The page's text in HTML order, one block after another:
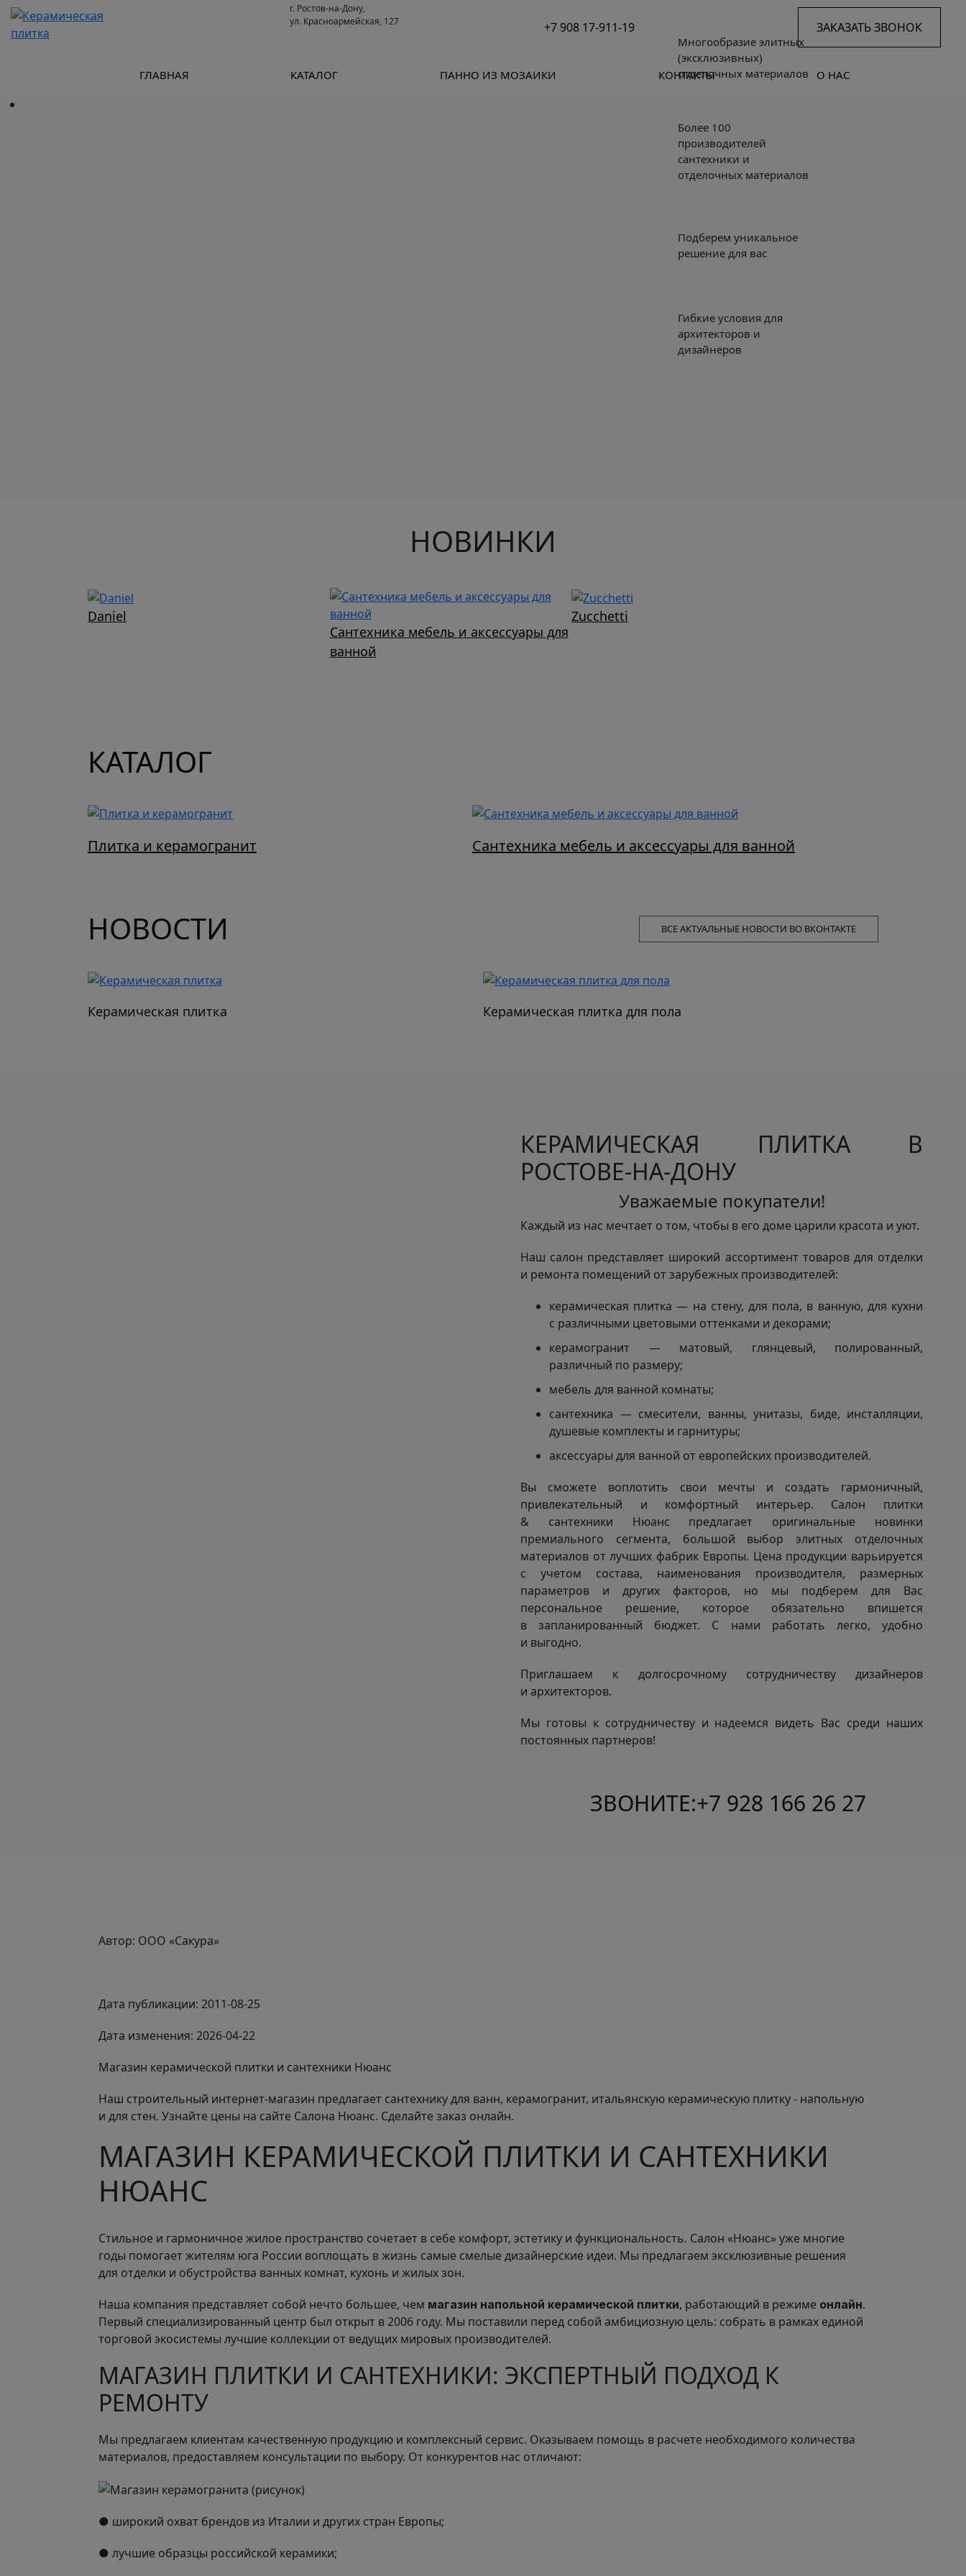
г. Ростов-на-Дону,
ул. Красноармейская, 127
ГЛАВНАЯ КАТАЛОГ ПАННО ИЗ МОЗАИКИ КОНТАКТЫ О НАС
+7 908 17-911-19 ЗАКАЗАТЬ ЗВОНОК
Многообразие элитных
(эксклюзивных)
отделочных материалов
Более 100
производителей
сантехники и
отделочных материалов
Подберем уникальное
решение для вас
Гибкие условия для
архитекторов и
дизайнеров
НОВИНКИ
Daniel
Сантехника мебель и аксессуары для
ванной
Zucchetti
КАТАЛОГ
Плитка и керамогранит Сантехника мебель и аксессуары для ванной
НОВОСТИ ВСЕ АКТУАЛЬНЫЕ НОВОСТИ ВО ВКОНТАКТЕ
Керамическая плитка Керамическая плитка для пола
КЕРАМИЧЕСКАЯ ПЛИТКА В
РОСТОВЕ-НА-ДОНУ
Уважаемые покупатели!
Каждый из нас мечтает о том, чтобы в его доме царили красота и уют.
Наш салон представляет широкий ассортимент товаров для отделки
и ремонта помещений от зарубежных производителей:
керамическая плитка — на стену, для пола, в ванную, для кухни
с различными цветовыми оттенками и декорами;
керамогранит — матовый, глянцевый, полированный,
различный по размеру;
мебель для ванной комнаты;
сантехника — смесители, ванны, унитазы, биде, инсталляции,
душевые комплекты и гарнитуры;
аксессуары для ванной от европейских производителей.
Вы сможете воплотить свои мечты и создать гармоничный,
привлекательный и комфортный интерьер. Салон плитки
& сантехники Нюанс предлагает оригинальные новинки
премиального сегмента, большой выбор элитных отделочных
материалов от лучших фабрик Европы. Цена продукции варьируется
с учетом состава, наименования производителя, размерных
параметров и других факторов, но мы подберем для Вас
персональное решение, которое обязательно впишется
в запланированный бюджет. С нами работать легко, удобно
и выгодно.
Приглашаем к долгосрочному сотрудничеству дизайнеров
и архитекторов.
Мы готовы к сотрудничеству и надеемся видеть Вас среди наших
постоянных партнеров!
ЗВОНИТЕ:+7 928 166 26 27
Автор: ООО «Сакура»
Дата публикации: 2011-08-25
Дата изменения: 2026-04-22
Магазин керамической плитки и сантехники Нюанс
Наш строительный интернет-магазин предлагает сантехнику для ванн, керамогранит, итальянскую керамическую плитку - напольную
и для стен. Узнайте цены на сайте Салона Нюанс. Сделайте заказ онлайн.
МАГАЗИН КЕРАМИЧЕСКОЙ ПЛИТКИ И САНТЕХНИКИ
НЮАНС
Стильное и гармоничное жилое пространство сочетает в себе комфорт, эстетику и функциональность. Салон «Нюанс» уже многие
годы помогает жителям юга России воплощать в жизнь самые смелые дизайнерские идеи. Мы предлагаем эксклюзивные решения
для отделки и обустройства ванных комнат, кухонь и жилых зон.
Наша компания представляет собой нечто большее, чем магазин напольной керамической плитки, работающий в режиме онлайн.
Первый специализированный центр был открыт в 2006 году. Мы поставили перед собой амбициозную цель: собрать в рамках единой
торговой экосистемы лучшие коллекции от ведущих мировых производителей.
МАГАЗИН ПЛИТКИ И САНТЕХНИКИ: ЭКСПЕРТНЫЙ ПОДХОД К
РЕМОНТУ
Мы предлагаем клиентам качественную продукцию и комплексный сервис. Оказываем помощь в расчете необходимого количества
материалов, предоставляем консультации по выбору. От конкурентов нас отличают:
● широкий охват брендов из Италии и других стран Европы;
● лучшие образцы российской керамики;